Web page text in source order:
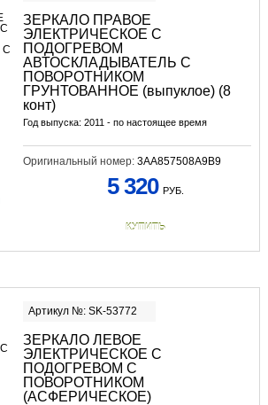
ЗЕРКАЛО ПРАВОЕ
ЭЛЕКТРИЧЕСКОЕ С
ПОДОГРЕВОМ
АВТОСКЛАДЫВАТЕЛЬ С
ПОВОРОТНИКОМ
ГРУНТОВАННОЕ (выпуклое) (8
конт)
Год выпуска: 2011 - по настоящее время
Оригинальный номер: 3AA857508A9B9
5 320 РУБ.
КУПИТЬ
Артикул №: SK-53772
ЗЕРКАЛО ЛЕВОЕ
ЭЛЕКТРИЧЕСКОЕ С
ПОДОГРЕВОМ С
ПОВОРОТНИКОМ
(АСФЕРИЧЕСКОЕ)